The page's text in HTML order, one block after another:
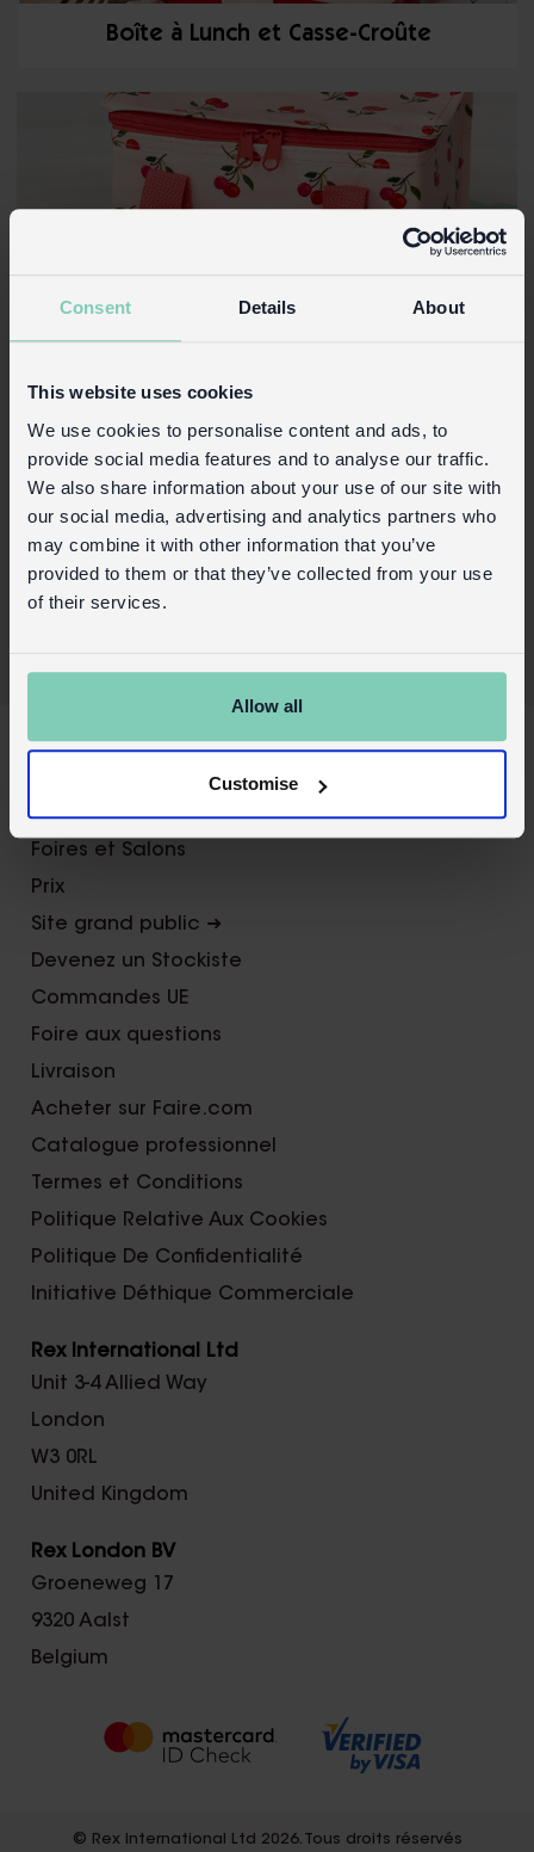
Consent Details About
This website uses cookies
We use cookies to personalise content and ads, to
provide social media features and to analyse our traffic.
We also share information about your use of our site with
our social media, advertising and analytics partners who
may combine it with other information that you’ve
provided to them or that they’ve collected from your use
of their services.
Allow all
Customise
Boîte à Lunch et Casse-Croûte
Sacs à Lunch
Boîtes et Sacs à Collations
Contactez nous
Foires et Salons
Prix
Site grand public ➜
Devenez un Stockiste
Commandes UE
Foire aux questions
Livraison
Acheter sur Faire.com
Catalogue professionnel
Termes et Conditions
Politique Relative Aux Cookies
Politique De Confidentialité
Initiative Déthique Commerciale
Rex International Ltd
Unit 3-4 Allied Way
London
W3 0RL
United Kingdom
Rex London BV
Groeneweg 17
9320 Aalst
Belgium
© Rex International Ltd 2026. Tous droits réservés